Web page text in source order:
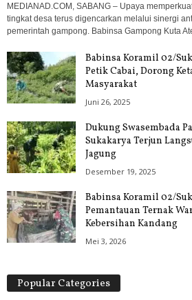
MEDIANAD.COM, SABANG – Upaya
tingkat desa terus digencarkan melalui sinergi
pemerintah gampong. Babinsa Gampong Kuta
Babinsa Koramil 02/
Petik Cabai, Dorong
Masyarakat
Juni 26, 2025
Dukung Swasembada
Sukakarya Terjun
Jagung
Desember 19, 2025
Babinsa Koramil 02/
Pemantauan Ternak
Kebersihan Kandang
Mei 3, 2026
Popular Categories